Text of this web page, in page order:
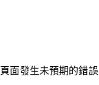
頁面發生未預期的錯誤